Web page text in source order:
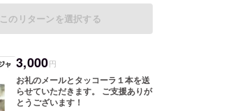
このリターンを選択する
3,000円
お礼のメールとタッコーラ１本を送
らせていただきます。 ご支援ありが
とうございます！